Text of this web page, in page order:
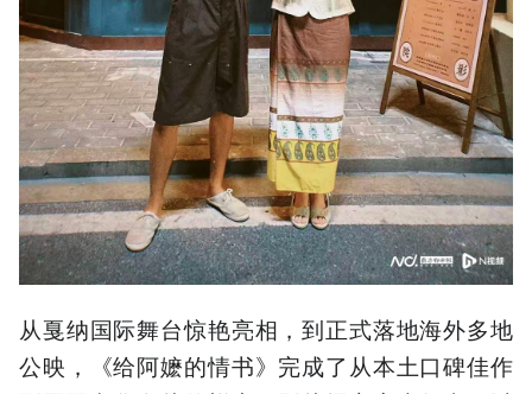
从戛纳国际舞台惊艳亮相，到正式落地海外多地
公映，《给阿嬷的情书》完成了从本土口碑佳作